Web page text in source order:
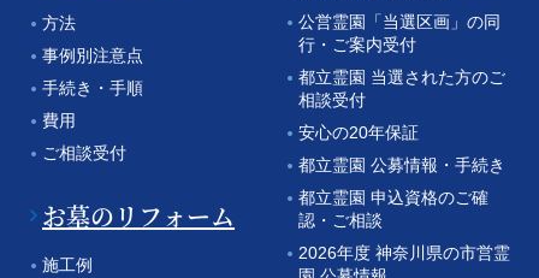
方法
事例別注意点
手続き・手順
費用
ご相談受付
お墓のリフォーム
施工例
公営霊園「当選区画」の同
行・ご案内受付
都立霊園 当選された方のご
相談受付
安心の20年保証
都立霊園 公募情報・手続き
都立霊園 申込資格のご確
認・ご相談
2026年度 神奈川県の市営霊